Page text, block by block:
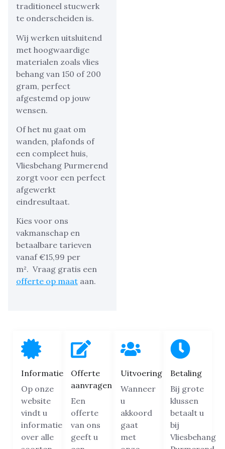
traditioneel stucwerk
te onderscheiden is.
Wij werken uitsluitend
met hoogwaardige
materialen zoals vlies
behang van 150 of 200
gram, perfect
afgestemd op jouw
wensen.
Of het nu gaat om
wanden, plafonds of
een compleet huis,
Vliesbehang Purmerend
zorgt voor een perfect
afgewerkt
eindresultaat.
Kies voor ons
vakmanschap en
betaalbare tarieven
vanaf €15,99 per
m². Vraag gratis een
offerte op maat aan.
Informatie
Op onze
website
vindt u
informatie
over alle
Offerte
aanvragen
Een
offerte
van ons
geeft u
Uitvoering
Wanneer
u
akkoord
gaat
met
Betaling
Bij grote
klussen
betaalt u
bij
Vliesbehang